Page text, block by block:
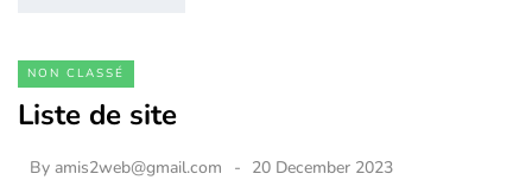
NON CLASSÉ
Liste de site
By amis2web@gmail.com 20 December 2023